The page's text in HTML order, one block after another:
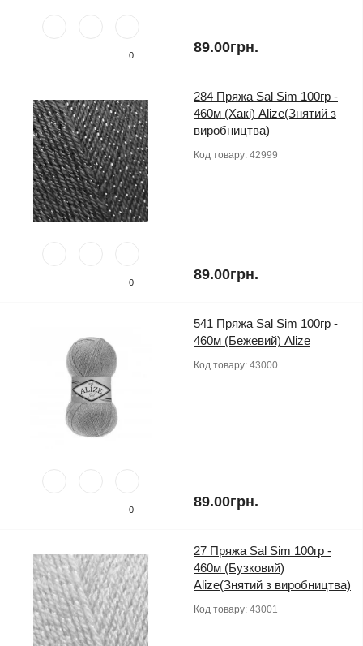
0 89.00грн.
0
284 Пряжа Sal Sim 100гр -
460м (Хакі) Alize(Знятий з
виробництва)
Код товару: 42999
89.00грн.
0
541 Пряжа Sal Sim 100гр -
460м (Бежевий) Alize
Код товару: 43000
89.00грн.
27 Пряжа Sal Sim 100гр -
460м (Бузковий)
Alize(Знятий з виробництва)
Код товару: 43001